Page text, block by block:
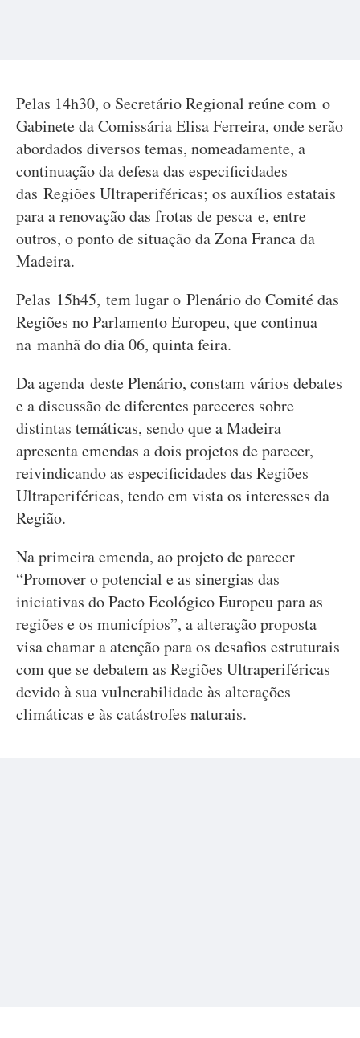
Pelas 14h30, o Secretário Regional reúne com o
Gabinete da Comissária Elisa Ferreira, onde serão
abordados diversos temas, nomeadamente, a
continuação da defesa das especificidades
das Regiões Ultraperiféricas; os auxílios estatais
para a renovação das frotas de pesca e, entre
outros, o ponto de situação da Zona Franca da
Madeira.
Pelas 15h45, tem lugar o Plenário do Comité das
Regiões no Parlamento Europeu, que continua
na manhã do dia 06, quinta feira.
Da agenda deste Plenário, constam vários debates
e a discussão de diferentes pareceres sobre
distintas temáticas, sendo que a Madeira
apresenta emendas a dois projetos de parecer,
reivindicando as especificidades das Regiões
Ultraperiféricas, tendo em vista os interesses da
Região.
Na primeira emenda, ao projeto de parecer
“Promover o potencial e as sinergias das
iniciativas do Pacto Ecológico Europeu para as
regiões e os municípios”, a alteração proposta
visa chamar a atenção para os desafios estruturais
com que se debatem as Regiões Ultraperiféricas
devido à sua vulnerabilidade às alterações
climáticas e às catástrofes naturais.